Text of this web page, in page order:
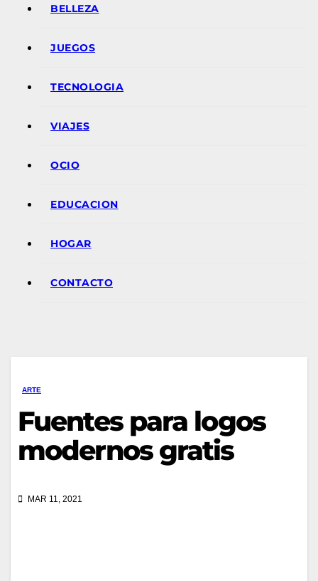
BELLEZA
JUEGOS
TECNOLOGIA
VIAJES
OCIO
EDUCACION
HOGAR
CONTACTO
ARTE
Fuentes para logos
modernos gratis
MAR 11, 2021